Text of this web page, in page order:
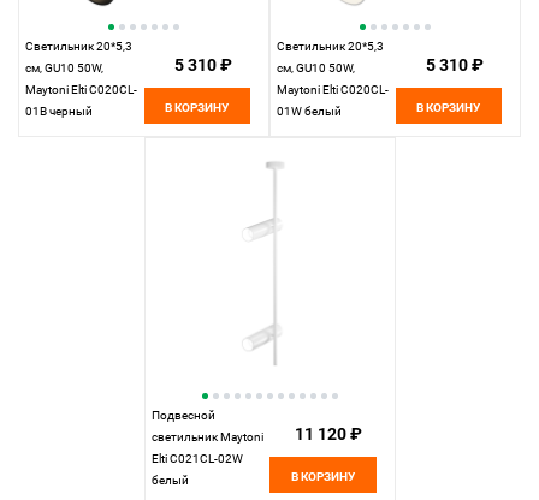
Светильник 20*5,3
см, GU10 50W,
Maytoni Elti C020CL-
01B черный
5 310 ₽
В КОРЗИНУ
Светильник 20*5,3
см, GU10 50W,
Maytoni Elti C020CL-
01W белый
5 310 ₽
В КОРЗИНУ
Подвесной
светильник Maytoni
Elti C021CL-02W
белый
11 120 ₽
В КОРЗИНУ